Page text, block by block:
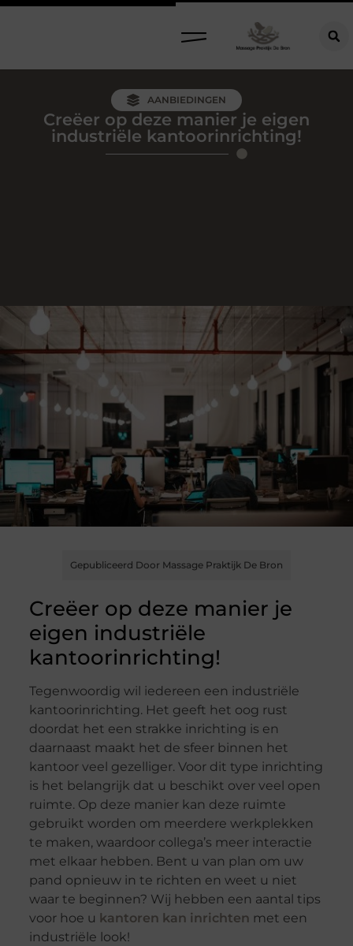
AANBIEDINGEN
Creëer op deze manier je eigen
industriële kantoorinrichting!
Gepubliceerd Door Massage Praktijk De Bron
Creëer op deze manier je
eigen industriële
kantoorinrichting!
Tegenwoordig wil iedereen een industriële
kantoorinrichting. Het geeft het oog rust
doordat het een strakke inrichting is en
daarnaast maakt het de sfeer binnen het
kantoor veel gezelliger. Voor dit type inrichting
is het belangrijk dat u beschikt over veel open
ruimte. Op deze manier kan deze ruimte
gebruikt worden om meerdere werkplekken
te maken, waardoor collega’s meer interactie
met elkaar hebben. Bent u van plan om uw
pand opnieuw in te richten en weet u niet
waar te beginnen? Wij hebben een aantal tips
voor hoe u kantoren kan inrichten met een
industriële look!